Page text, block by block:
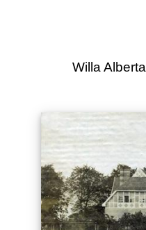
Willa